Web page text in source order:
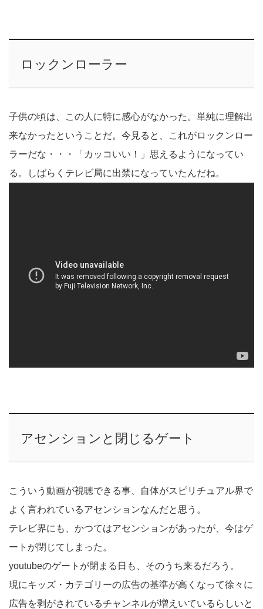
ロックンローラー
子供の頃は、この人に特に感心がなかった。単純に理解出
来なかったということだ。今見ると、これがロックンロー
ラーだな・・・「カッコいい！」思えるようになってい
る。しばらくテレビ局に出禁になっていたんだね。
アセンションと閉じるゲート
こういう動画が視聴できる事、自体がスピリチュアル界で
よく言われているアセンションなんだと思う。
テレビ界にも、かつてはアセンションがあったが、今はゲ
ートが閉じてしまった。
youtubeのゲートが閉まる日も、そのうち来るだろう。
現にキッズ・カテゴリーの広告の基準が高くなって徐々に
広告を剥がされているチャンネルが増えいているらしいと